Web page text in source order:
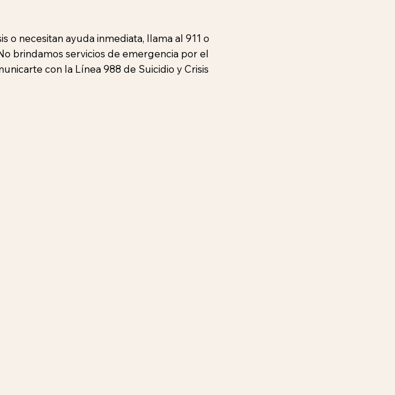
o necesitan ayuda inmediata, llama al 911 o
brindamos servicios de emergencia por el
con la Línea 988 de Suicidio y Crisis